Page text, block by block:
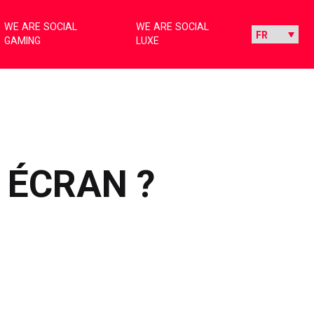
WE ARE SOCIAL
GAMING
WE ARE SOCIAL
LUXE
?